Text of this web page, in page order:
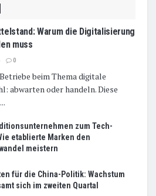
Warum die Digitalisierung
muss
0
beim Thema digitale
abwarten oder handeln. Diese
zum Tech-
etablierte Marken den
meistern
für die China-Politik: Wachstum
sich im zweiten Quartal